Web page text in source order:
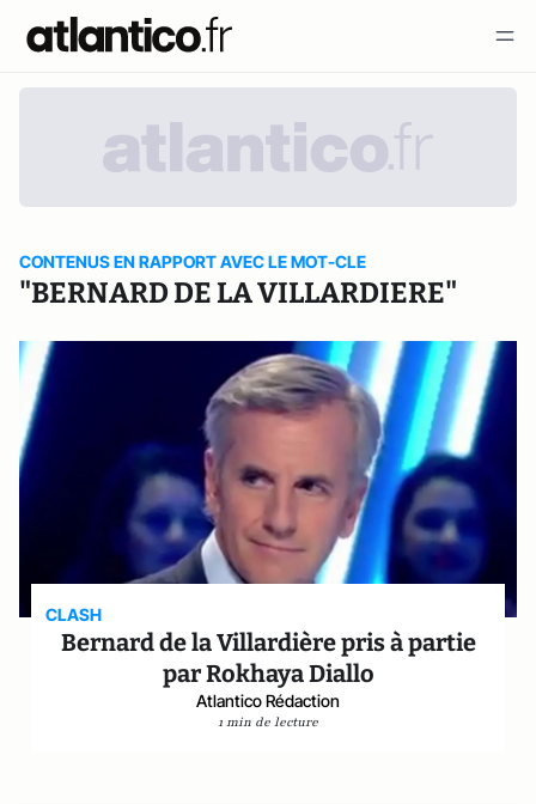
CONTENUS EN RAPPORT AVEC LE MOT-CLE
"BERNARD DE LA VILLARDIERE"
CLASH
Bernard de la Villardière pris à partie
par Rokhaya Diallo
Atlantico Rédaction
1 min de lecture